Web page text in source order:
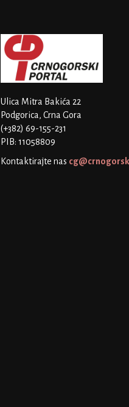
Ulica Mitra Bakića 22
Podgorica, Crna Gora
(+382) 69-155-231
PIB: 11058809
Kontaktirajte nas